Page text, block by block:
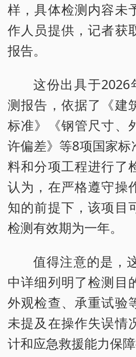
样，具体检测内容未
作人员提供，记者获
报告。
这份出具于
测报告，依据了《建
标准》《钢管尺寸、
许偏差》等8项国家
料和分项工程进行了
认为，在严格遵守操
知的前提下，该项目
检测有效期为一年。
值得注意的是，
中详细列明了检测目
外观检查、承重试验
未提及在操作失误情
计和应急救援能力保障